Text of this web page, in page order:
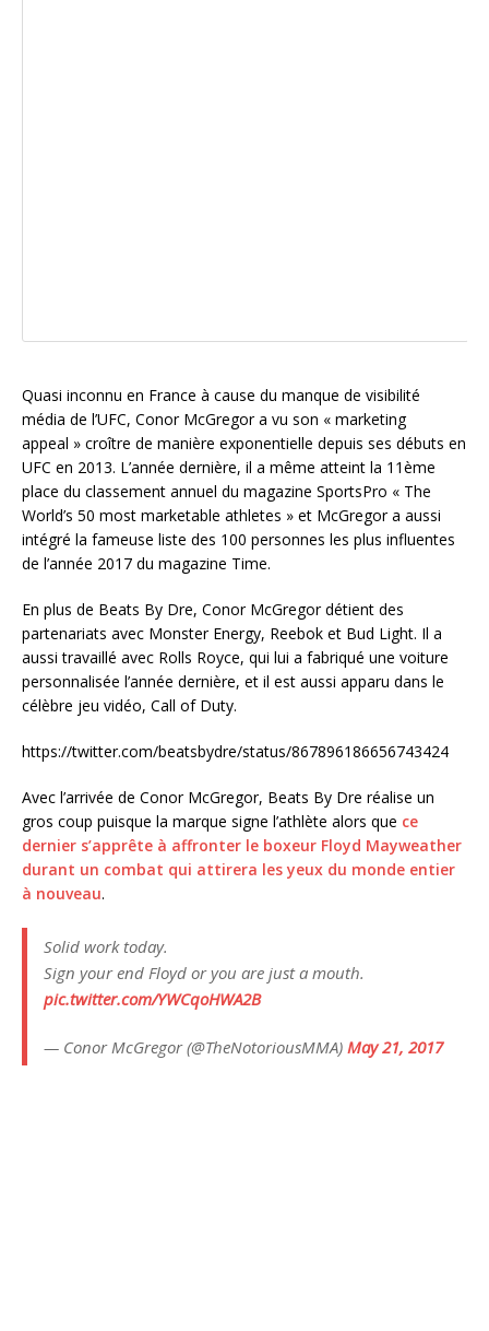
Quasi inconnu en France à cause du manque de visibilité
média de l’UFC, Conor McGregor a vu son « marketing
appeal » croître de manière exponentielle depuis ses débuts en
UFC en 2013. L’année dernière, il a même atteint la 11ème
place du classement annuel du magazine SportsPro « The
World’s 50 most marketable athletes » et McGregor a aussi
intégré la fameuse liste des 100 personnes les plus influentes
de l’année 2017 du magazine Time.
En plus de Beats By Dre, Conor McGregor détient des
partenariats avec Monster Energy, Reebok et Bud Light. Il a
aussi travaillé avec Rolls Royce, qui lui a fabriqué une voiture
personnalisée l’année dernière, et il est aussi apparu dans le
célèbre jeu vidéo, Call of Duty.
https://twitter.com/beatsbydre/status/867896186656743424
Avec l’arrivée de Conor McGregor, Beats By Dre réalise un
gros coup puisque la marque signe l’athlète alors que ce
dernier s’apprête à affronter le boxeur Floyd Mayweather
durant un combat qui attirera les yeux du monde entier
à nouveau.
Solid work today.
Sign your end Floyd or you are just a mouth.
pic.twitter.com/YWCqoHWA2B
— Conor McGregor (@TheNotoriousMMA) May 21, 2017